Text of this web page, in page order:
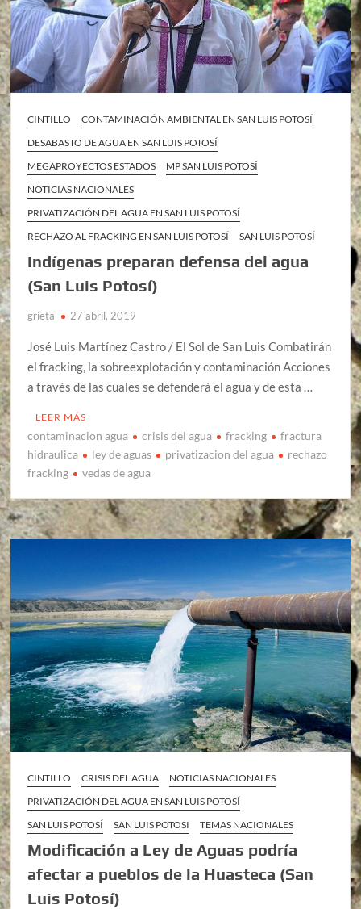
CINTILLO
CONTAMINACIÓN AMBIENTAL EN SAN LUIS POTOSÍ
DESABASTO DE AGUA EN SAN LUIS POTOSÍ
MEGAPROYECTOS ESTADOS
MP SAN LUIS POTOSÍ
NOTICIAS NACIONALES
PRIVATIZACIÓN DEL AGUA EN SAN LUIS POTOSÍ
RECHAZO AL FRACKING EN SAN LUIS POTOSÍ
SAN LUIS POTOSÍ
Indígenas preparan defensa del agua
(San Luis Potosí)
grieta 27 abril, 2019
José Luis Martínez Castro / El Sol de San Luis Combatirán
el fracking, la sobreexplotación y contaminación Acciones
a través de las cuales se defenderá el agua y de esta …
LEER MÁS
contaminacion agua crisis del agua fracking
fractura
hidraulica
ley de aguas privatizacion del agua
rechazo
fracking
vedas de agua
CINTILLO CRISIS DEL AGUA
NOTICIAS NACIONALES
PRIVATIZACIÓN DEL AGUA EN SAN LUIS POTOSÍ
SAN LUIS POTOSÍ
SAN LUIS POTOSI TEMAS NACIONALES
Modificación a Ley de Aguas podría
afectar a pueblos de la Huasteca (San
Luis Potosí)